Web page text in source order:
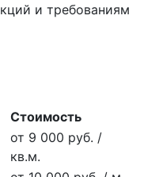
и требованиям
Стоимость
от 9 000 руб. /
кв.м.